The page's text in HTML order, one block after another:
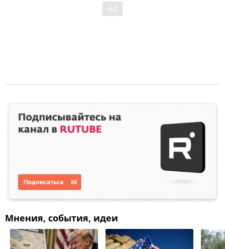
Мнения, события, идеи